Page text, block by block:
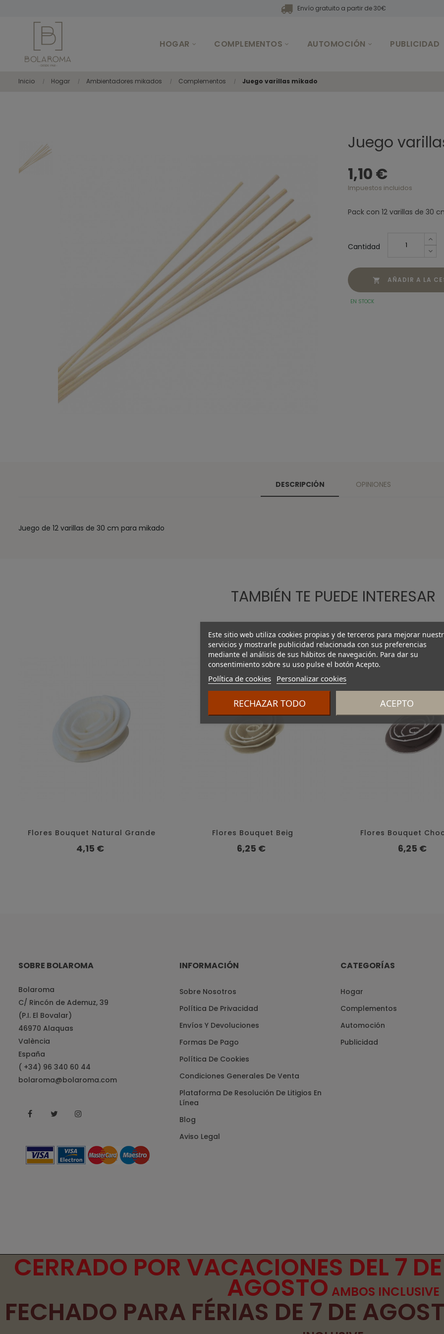
CERRADO POR VACACIONES DEL 7
AGOSTO AMBOS INCLUSIVE
FECHADO PARA FÉRIAS DE 7 DE
Envío gratuito a partir de 30€
HOGAR COMPLEMENTOS AUTOMOCIÓN PUBLICIDAD
Este sitio web utiliza cookies propias y de terceros para mejorar
servicios y mostrarle publicidad relacionada con sus preferencias
mediante el análisis de sus hábitos de navegación. Para dar su
consentimiento sobre su uso pulse el botón Acepto.
Política de cookies Personalizar cookies
RECHAZAR TODO ACEPTO
Inicio Hogar Ambientadores mikados Complementos Juego varillas mikado
Juego
1,10 €
Impuestos incluidos
Pack con 12 varillas de 30
Cantidad
 AÑADIR A LA
EN STOCK
DESCRIPCIÓN OPINIONES
Juego de 12 varillas de 30 cm para mikado
TAMBIÉN TE PUEDE INTERESAR
Flores Bouquet Natural Grande
Precio
4,15 €
Flores Bouquet Beig
Precio
6,25 €
Flores Bouquet
Precio
6,25 €
SOBRE BOLAROMA
Bolaroma
C/ Rincón de Ademuz, 39
(P.I. El Bovalar)
46970 Alaquas
València
España
( +34) 96 340 60 44
bolaroma@bolaroma.com
FacebookTwitter
INFORMACIÓN
Sobre Nosotros
Política De Privacidad
Envíos Y Devoluciones
Formas De Pago
Política De Cookies
Condiciones Generales De Venta
Plataforma De Resolución De Litigios En
Línea
Blog
Aviso Legal
CATEGORÍAS
Hogar
Complementos
Automoción
Publicidad